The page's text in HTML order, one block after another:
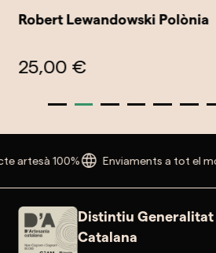
Robert Lewandowski Polònia
25,00 €
artesà 100% Enviaments a tot el
Distintiu Generalitat
Catalana